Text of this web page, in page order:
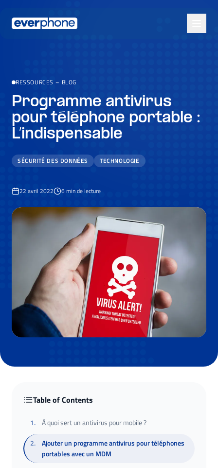
RESSOURCES – BLOG
Programme antivirus
pour téléphone portable :
L’indispensable
SÉCURITÉ DES DONNÉES TECHNOLOGIE
22 avril 2022 6min de lecture
Table of Contents
1.
À quoi sert un antivirus pour mobile ?
2.
Ajouter un programme antivirus pour téléphones
portables avec un MDM